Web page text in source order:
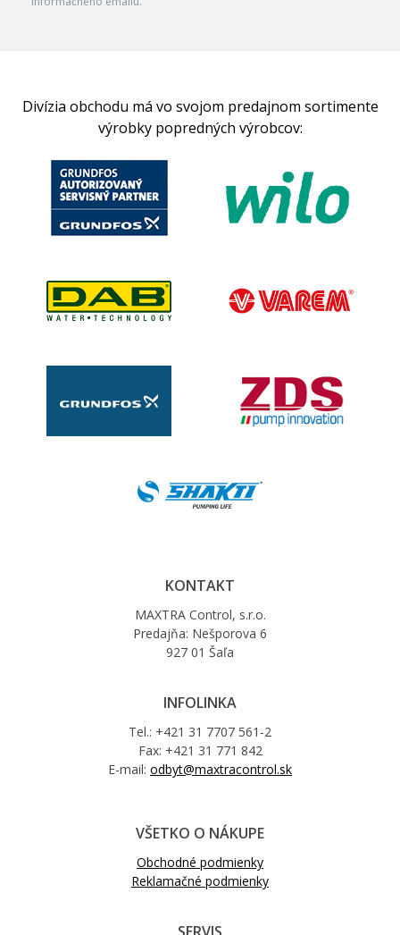
Divízia obchodu má vo svojom predajnom sortimente
výrobky popredných výrobcov:
KONTAKT
MAXTRA Control, s.r.o.
Predajňa: Nešporova 6
927 01 Šaľa
INFOLINKA
Tel.: +421 31 7707 561-2
Fax: +421 31 771 842
E-mail: odbyt@maxtracontrol.sk
VŠETKO O NÁKUPE
Obchodné podmienky
Reklamačné podmienky